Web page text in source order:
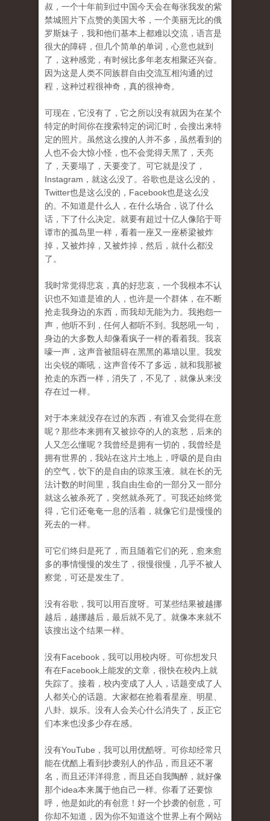
叔，一个十年前到过中国今天会在每张我发的紫
禁城照片下点赞的美国大爷，一个美丽无比的俄
罗斯妹子，我和他们基本上都难以交流，语言是
很大的障碍，但几个简单的单词，心意也就到
了，这种感觉，有时候比多年老友相聚还兴奋。
因为这是人类不同族群自由交流互相沟通的过
程，这种过程很神奇，真的很神奇。
可现在，它没有了，它之所以没有就因为在某个
特定的时间你在搜索特定的词汇时，会搜出来特
定的照片。虽然这么搜的人并不多，虽然看到的
人也不会大惊小怪，也不会觉得天黑了，天亮
了，天要塌了，天要变了。可它就是没了，
Instagram，就这么没了。谷歌也是这么没的，
Twitter也是这么没的，Facebook也是这么没
的。不知道是什么人，在什么场合，说了什么
话，下了什么决定。就要有超过十亿人像陷于哥
谭市的孤岛里一样，看着一座又一座桥梁被炸
掉，又被炸掉，又被炸掉，然后，就什么都没
了。
我时常觉得悲哀，真的好悲哀，一个我根本不认
识也不知道是谁的人，也许是一个群体，在不断
抢走我身边的东西，而我却无能为力。我抱怨一
声，他听不到，任何人都听不到。我怒吼一句，
身边的大多数人却像看疯子一样的看着我。我哀
嚎一声，这声音被阻碍在黑黑的幕墙以里。我发
出尖锐的嘶吼，这声音传不了多远，就和我那被
抢走的东西一样，消失了，不见了，就像从来没
存在过一样。
对于本来就没存在过的东西，有谁又会觉得在意
呢？那些本来拥有又被掠夺的人的哀愁，后来的
人又怎么懂呢？我曾经是拥有一切的，我曾经是
拥有世界的，我站在这片土地上，呼吸的是自由
的空气，饮下的是自由的琼浆玉液。就在长的无
法计数的时间里，我自由生命的一部分又一部分
就这么被杀死了，突然就杀死了。可我还始终觉
得，它们还奄奄一息的活着，就像它们是慢慢的
死去的一样。
可它们终归是死了，而且随着它们的死，愈来愈
多的事情慢慢的发生了，很慢很慢，几乎不被人
察觉，可还是发生了。
没有谷歌，我可以用百度呀。可某些结果被越挪
越后，越挪越后，最后就不见了。就像本来就不
该搜出这个结果一样。
没有Facebook，我可以用校内呀。可你想发只
有在Facebook上能发的文章，很快在校内上就
失踪了。接着，校内变成了人人，话题变成了人
人都关心的话题。大家都在抢着看星座、明星、
八卦、娱乐。没有人会关心什么消失了，反正它
们本来也没多少存在感。
没有YouTube，我可以用优酷呀。可你却经常只
能在优酷上看到抄袭别人的作品，而且还不署
名，而且还洋洋得意，而且还自我陶醉，就好像
那个idea本来属于他自己一样。你看了还要惊
呼，他是如此的有创意！好一个抄袭的创意，可
你却不知道，因为你不知道这个世界上有个网站